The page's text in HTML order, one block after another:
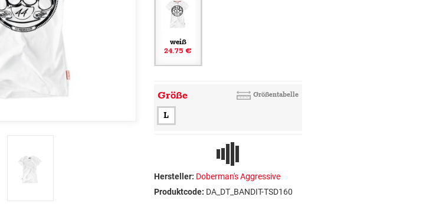
weiß
24.75 €
Größe Größentabelle
L
Hersteller: Doberman's Aggressive
Produktcode: DA_DT_BANDIT-TSD160